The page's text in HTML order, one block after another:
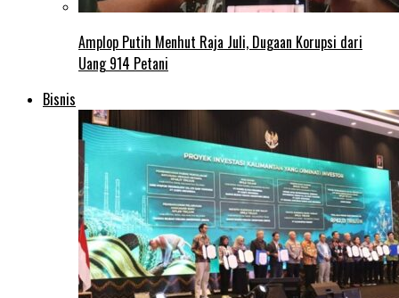
Amplop Putih Menhut Raja Juli, Dugaan Korupsi dari
Uang 914 Petani
Bisnis